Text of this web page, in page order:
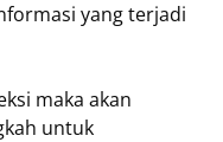
yang terjadi
maka akan
untuk